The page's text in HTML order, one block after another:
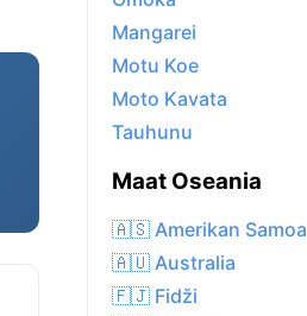
Mangarei
Motu Koe
Moto Kavata
Tauhunu
Maat Oseania
🇦🇸 Amerikan Samoa
🇦🇺 Australia
🇫🇯 Fidži